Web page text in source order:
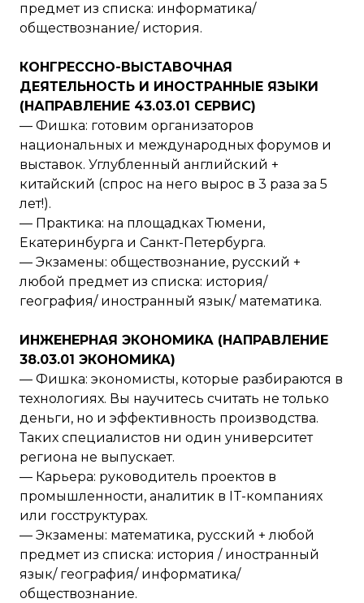
предмет из списка: информатика/
обществознание/ история.
КОНГРЕССНО-ВЫСТАВОЧНАЯ
ДЕЯТЕЛЬНОСТЬ И ИНОСТРАННЫЕ ЯЗЫКИ
(НАПРАВЛЕНИЕ 43.03.01 СЕРВИС)
— Фишка: готовим организаторов
национальных и международных форумов и
выставок. Углубленный английский +
китайский (спрос на него вырос в 3 раза за 5
лет!).
— Практика: на площадках Тюмени,
Екатеринбурга и Санкт-Петербурга.
— Экзамены: обществознание, русский +
любой предмет из списка: история/
география/ иностранный язык/ математика.
ИНЖЕНЕРНАЯ ЭКОНОМИКА (НАПРАВЛЕНИЕ
38.03.01 ЭКОНОМИКА)
— Фишка: экономисты, которые разбираются в
технологиях. Вы научитесь считать не только
деньги, но и эффективность производства.
Таких специалистов ни один университет
региона не выпускает.
— Карьера: руководитель проектов в
промышленности, аналитик в IT-компаниях
или госструктурах.
— Экзамены: математика, русский + любой
предмет из списка: история / иностранный
язык/ география/ информатика/
обществознание.